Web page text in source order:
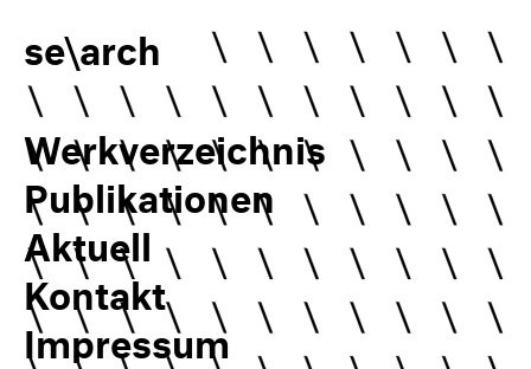
se\arch
Werkverzeichnis
Publikationen
Aktuell
Kontakt
Impressum